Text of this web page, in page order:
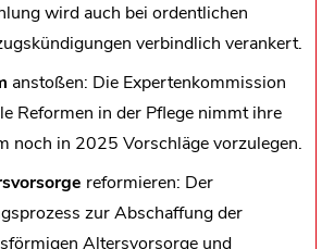
können Sie direkt auf einen
wird auch bei ordentlichen
verbindlich verankert.
anstoßen: Die Expertenkommission
Reformen in der Pflege nimmt ihre
noch in 2025 Vorschläge vorzulegen.
reformieren: Der
zur Abschaffung der
Altersvorsorge und